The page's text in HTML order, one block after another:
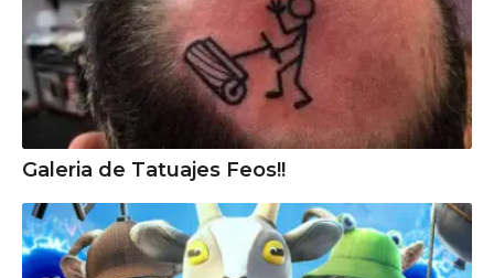
Galeria de Tatuajes Feos!!